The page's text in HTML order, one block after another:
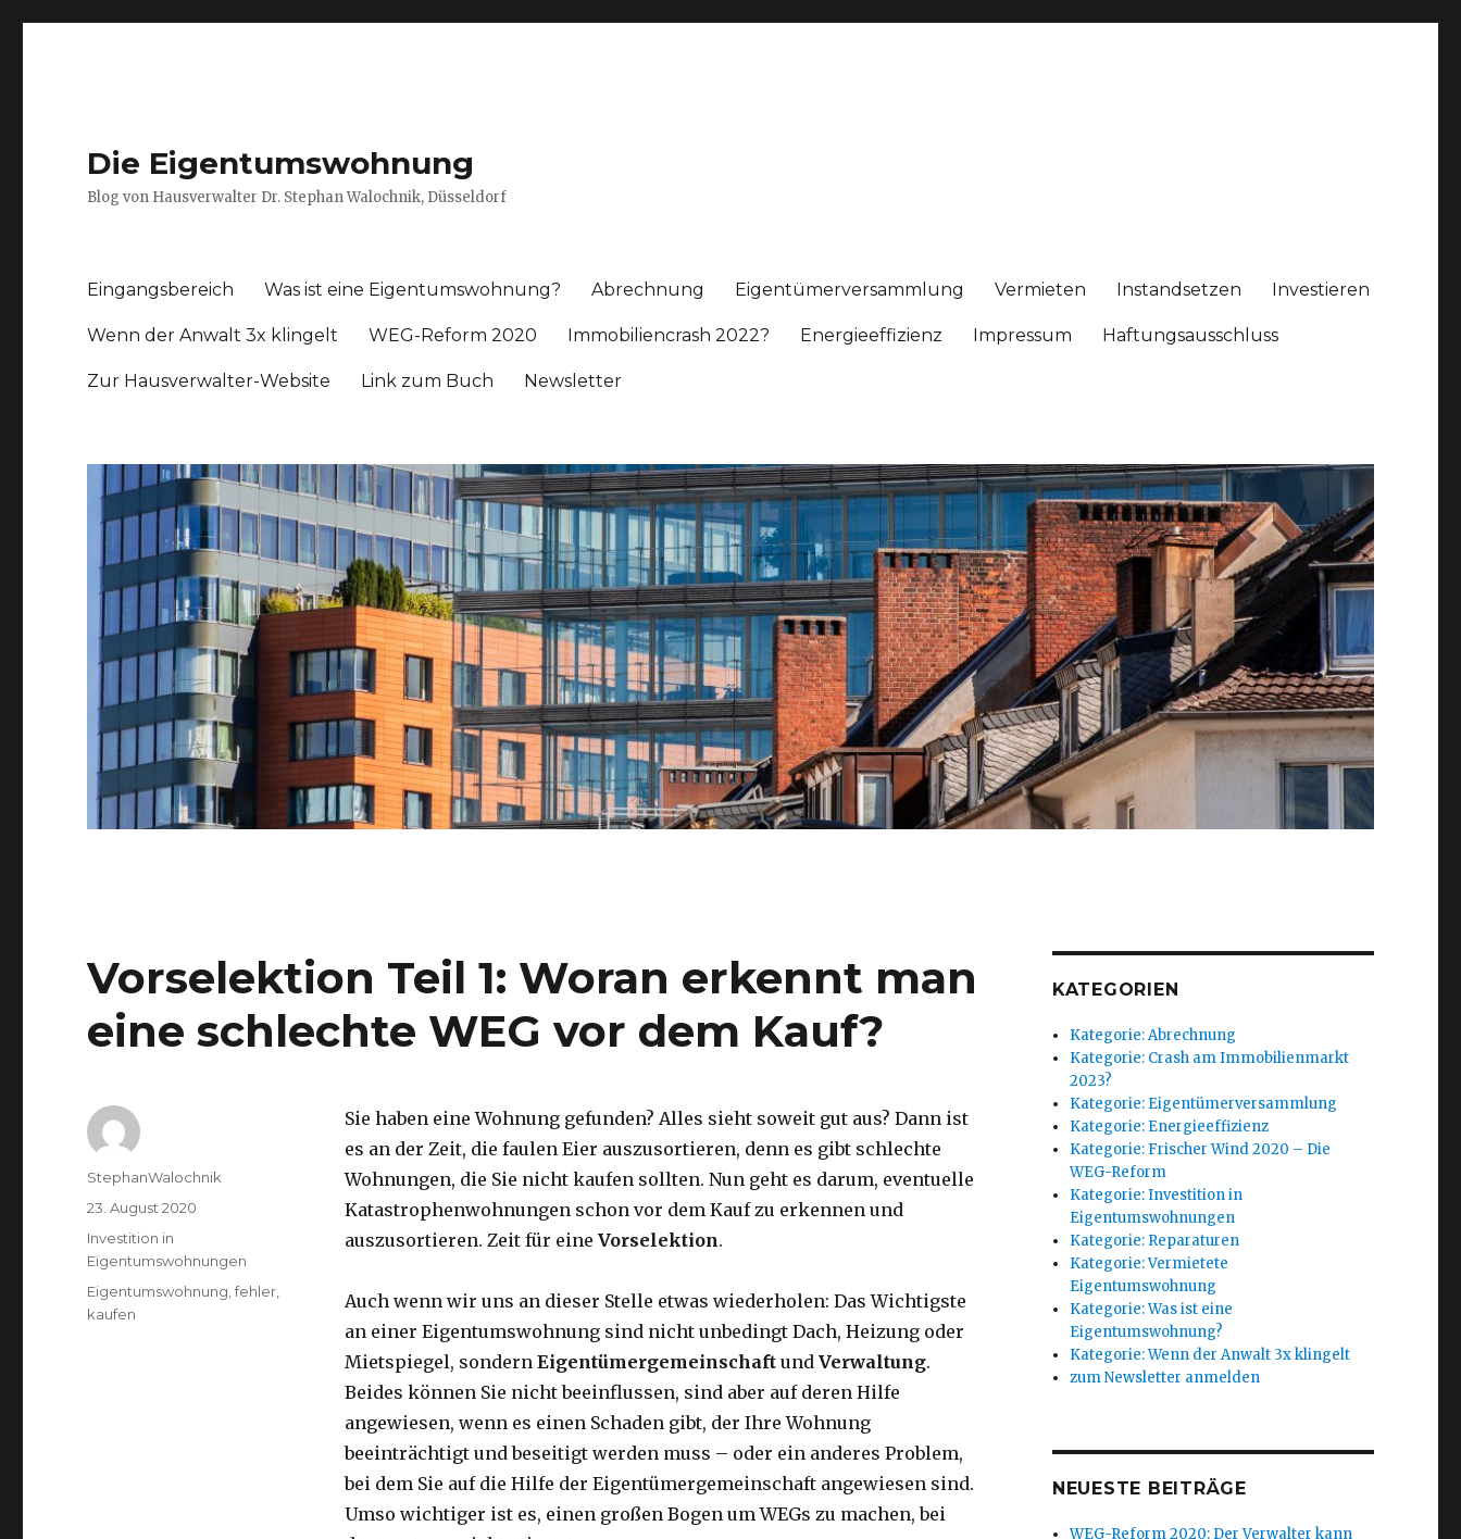
Die Eigentumswohnung
Blog von Hausverwalter Dr. Stephan Walochnik, Düsseldorf
Eingangsbereich Was ist eine Eigentumswohnung? Abrechnung Eigentümerversammlung Vermieten Instandsetzen Investieren
Wenn der Anwalt 3x klingelt WEG-Reform 2020 Immobiliencrash 2022? Energieeffizienz Impressum Haftungsausschluss
Zur Hausverwalter-Website Link zum Buch Newsletter
Vorselektion Teil 1: Woran erkennt man
eine schlechte WEG vor dem Kauf?
Sie haben eine Wohnung gefunden? Alles sieht soweit gut aus? Dann ist
es an der Zeit, die faulen Eier auszusortieren, denn es gibt schlechte
Wohnungen, die Sie nicht kaufen sollten. Nun geht es darum, eventuelle
Katastrophenwohnungen schon vor dem Kauf zu erkennen und
auszusortieren. Zeit für eine Vorselektion.
Auch wenn wir uns an dieser Stelle etwas wiederholen: Das Wichtigste
an einer Eigentumswohnung sind nicht unbedingt Dach, Heizung oder
Mietspiegel, sondern Eigentümergemeinschaft undVerwaltung.
Beides können Sie nicht beeinflussen, sind aber auf deren Hilfe
angewiesen, wenn es einen Schaden gibt, der Ihre Wohnung
beeinträchtigt und beseitigt werden muss – oder ein anderes Problem,
bei dem Sie auf die Hilfe der Eigentümergemeinschaft angewiesen sind.
Umso wichtiger ist es, einen großen Bogen um WEGs zu machen, bei
Autor
StephanWalochnik
Veröffentlicht
am
23. August 2020
Kategorien
Investition in
Eigentumswohnungen
Schlagwörter
Eigentumswohnung,fehler,
kaufen
KATEGORIEN
Kategorie: Abrechnung
Kategorie: Crash am Immobilienmarkt
2023?
Kategorie: Eigentümerversammlung
Kategorie: Energieeffizienz
Kategorie: Frischer Wind 2020 – Die
WEG-Reform
Kategorie: Investition in
Eigentumswohnungen
Kategorie: Reparaturen
Kategorie: Vermietete
Eigentumswohnung
Kategorie: Was ist eine
Eigentumswohnung?
Kategorie: Wenn der Anwalt 3x klingelt
zum Newsletter anmelden
NEUESTE BEITRÄGE
WEG-Reform 2020: Der Verwalter kann